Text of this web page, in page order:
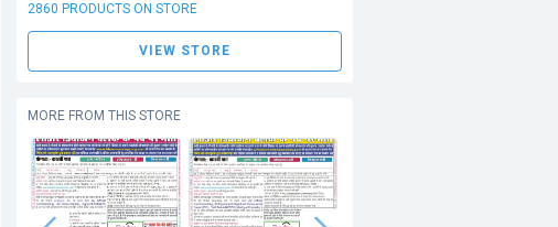
2860 PRODUCTS ON STORE
VIEW STORE
MORE FROM THIS STORE